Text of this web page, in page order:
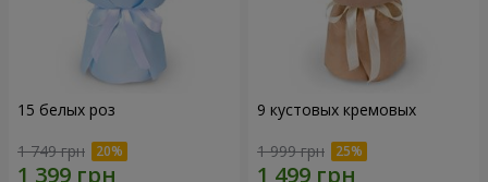
15 белых роз
1 749 грн
9 кустовых кремовых
1 999 грн